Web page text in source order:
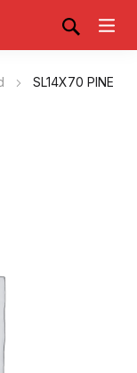
SL14X70 PINE